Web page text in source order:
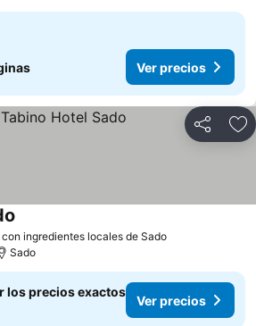
Ver precios
Compartir
ingredientes locales de SadoVer precios
Sado
los precios exactos
Ver precios